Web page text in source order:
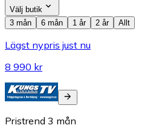
Välj butik
3 mån
6 mån 1 år 2 år Allt
Lägst nypris just nu
8 990 kr
Pristrend 3 mån